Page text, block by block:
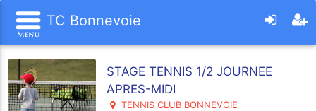
TC Bonnevoie
STAGE TENNIS 1/2 JOURNEE
APRES-MIDI
TENNIS CLUB BONNEVOIE